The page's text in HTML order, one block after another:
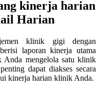
kinerja harian
Harian
klinik gigi dengan
laporan kinerja utama
Anda mengelola satu klinik
dapat diakses secara
kinerja harian klinik Anda.